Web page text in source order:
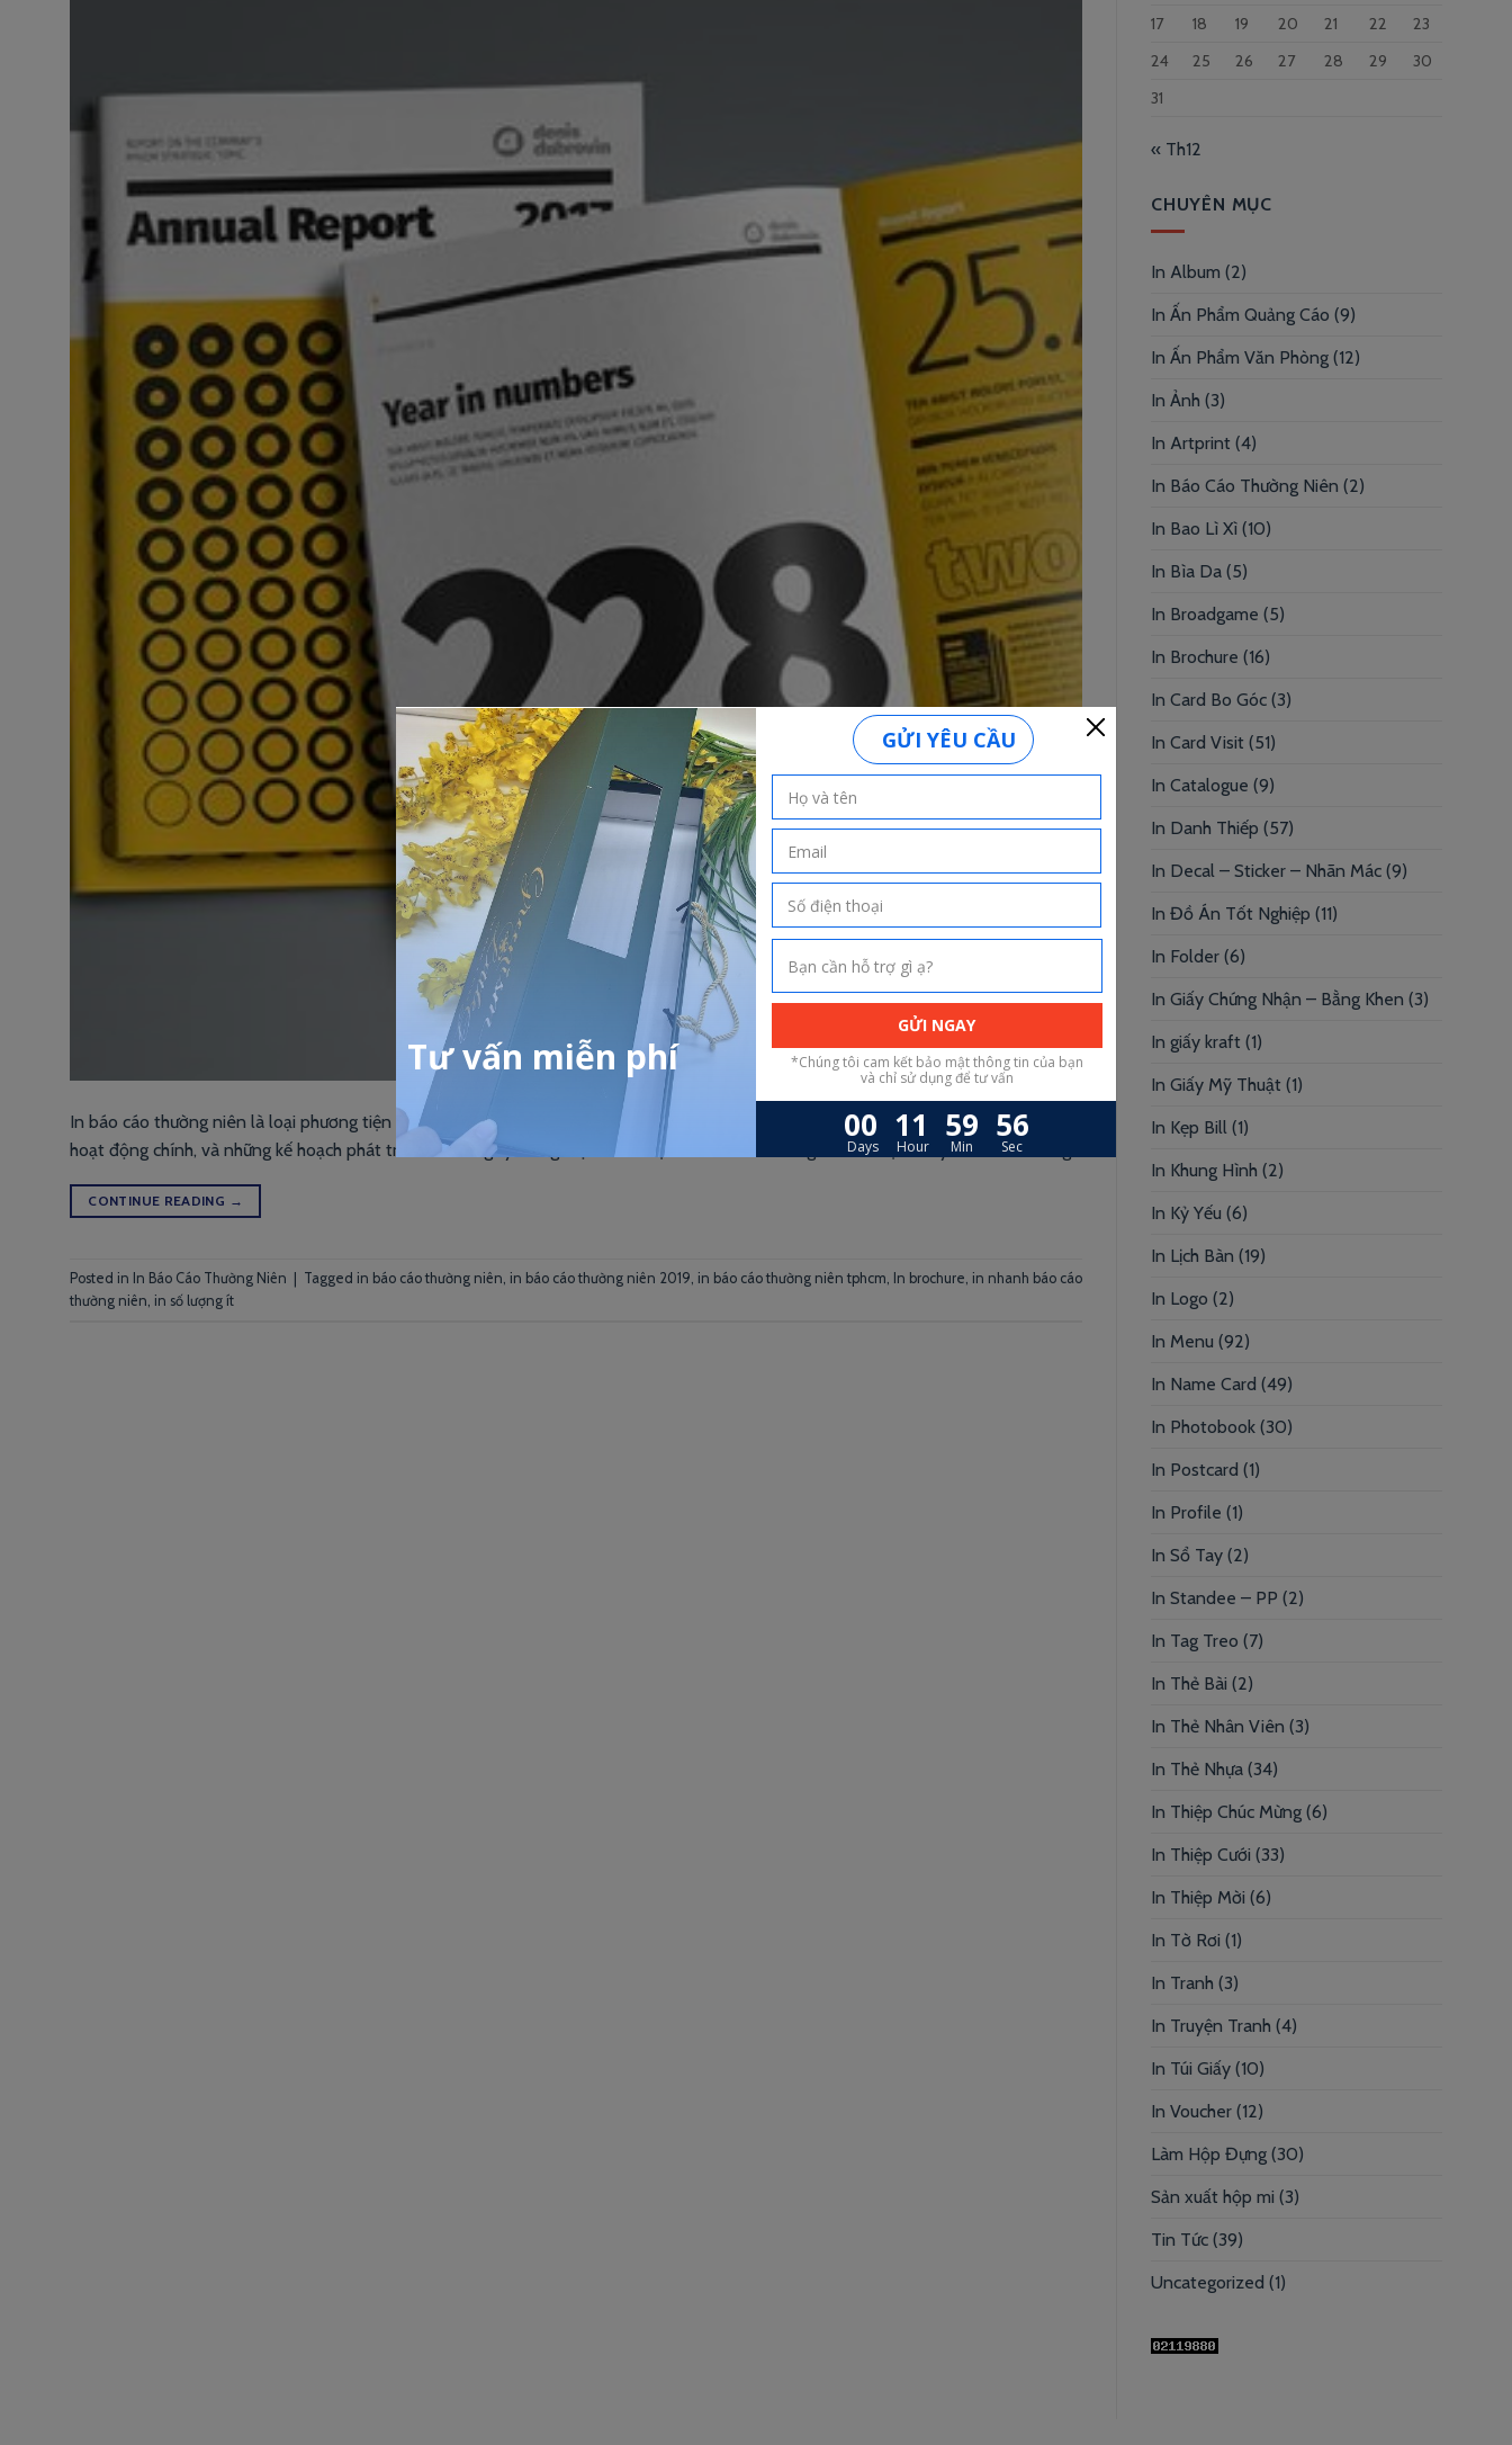
In báo cáo thường niên là loại phương tiện để truyền tải những thông tin, hình ảnh, nội dung về các hoạt động kinh doanh, lợi nhuận
hoạt động chính, và những kế hoạch phát triển của công ty trong một năm. Việc in báo cáo thường niên là việc cốt yếu của mỗi công
CONTINUE READING →
Posted in In Báo Cáo Thường Niên Tagged in báo cáo thường niên in báo cáo thường niên 2019 in báo cáo thường niên tphcm In brochure in nhanh báo cáo
thường niên in số lượng ít
17
18 19 20 21 22
23
24
25 26 27 28 29
30
31
« Th12
CHUYÊN MỤC
In Album (2)
In Ấn Phẩm Quảng Cáo (9)
In Ấn Phẩm Văn Phòng (12)
In Ảnh (3)
In Artprint (4)
In Báo Cáo Thường Niên (2)
In Bao Lì Xì (10)
In Bìa Da (5)
In Broadgame (5)
In Brochure (16)
In Card Bo Góc (3)
In Card Visit (51)
In Catalogue (9)
In Danh Thiếp (57)
In Decal – Sticker – Nhãn Mác (9)
In Đồ Án Tốt Nghiệp (11)
In Folder (6)
In Giấy Chứng Nhận – Bằng Khen (3)
In giấy kraft (1)
In Giấy Mỹ Thuật (1)
In Kẹp Bill (1)
In Khung Hình (2)
In Kỷ Yếu (6)
In Lịch Bàn (19)
In Logo (2)
In Menu (92)
In Name Card (49)
In Photobook (30)
In Postcard (1)
In Profile (1)
In Sổ Tay (2)
In Standee – PP (2)
In Tag Treo (7)
In Thẻ Bài (2)
In Thẻ Nhân Viên (3)
In Thẻ Nhựa (34)
In Thiệp Chúc Mừng (6)
In Thiệp Cưới (33)
In Thiệp Mời (6)
In Tờ Rơi (1)
In Tranh (3)
In Truyện Tranh (4)
In Túi Giấy (10)
In Voucher (12)
Làm Hộp Đựng (30)
Sản xuất hộp mi (3)
Tin Tức (39)
Uncategorized (1)